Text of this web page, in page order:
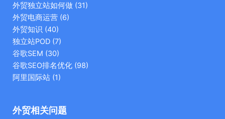
外贸独立站如何做 (31)
外贸电商运营 (6)
外贸知识 (40)
独立站POD (7)
谷歌SEM (30)
谷歌SEO排名优化 (98)
阿里国际站 (1)
外贸相关问题